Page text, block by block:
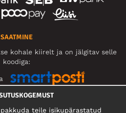
SAATMINE
kohale kiirelt ja on jälgitav selle
koodiga:
teile isikupärastatud